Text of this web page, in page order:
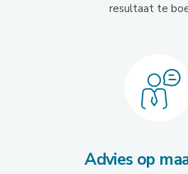
resultaat te
Advies op